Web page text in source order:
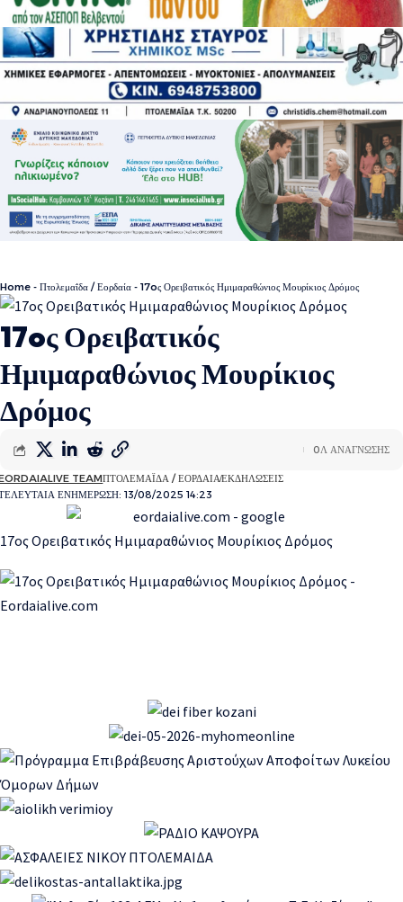
Home - Πτολεμαΐδα / Εορδαία - 17oς Ορειβατικός Ημιμαραθώνιος Μουρίκιος Δρόμος
17oς Ορειβατικός
Ημιμαραθώνιος Μουρίκιος
Δρόμος
ΕΝΗΜΕΡΩΣΗ: 13/08/2025 14:23
TEAMΠΤΟΛΕΜΑΪΔΑ / ΕΟΡΔΑΙΑΕΚΔΗΛΩΣΕΙΣ
0Λ ΑΝΑΓΝΩΣΗΣ
17oς Ορειβατικός Ημιμαραθώνιος Μουρίκιος Δρόμος